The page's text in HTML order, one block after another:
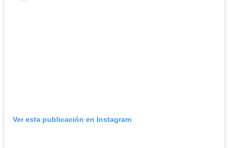
Ver esta publicación en Instagram